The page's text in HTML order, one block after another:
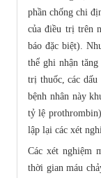
phần chống chi
của điều trị trên
báo đặc biệt).
thể ghi nhận
trị thuốc, các dấu
bệnh nhân này
tỷ lệ
lập lại các xét
Các xét nghiệm
thời gian máu